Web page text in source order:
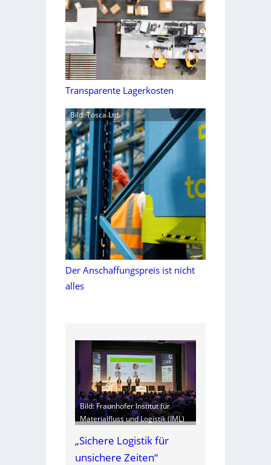
Transparente Lagerkosten
Bild: Tosca Ltd.
Der Anschaffungspreis ist nicht
alles
Bild: Fraunhofer Institut für
Materialfluss und Logistik (IML)
„Sichere Logistik für
unsichere Zeiten“